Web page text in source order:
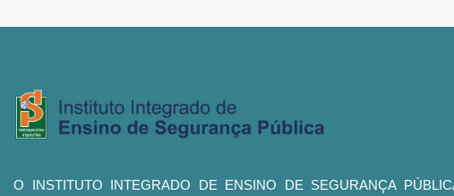
O INSTITUTO INTEGRADO DE ENSINO DE SEGURANÇA